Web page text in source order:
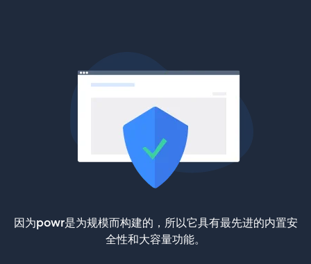
因为powr是为规模而构建的，所以它具有最先进的内置安
全性和大容量功能。